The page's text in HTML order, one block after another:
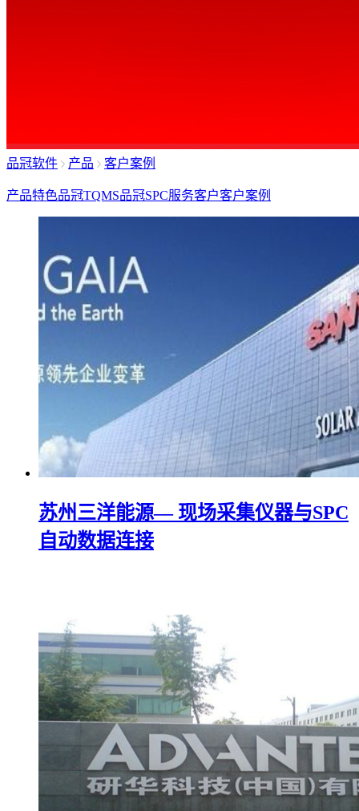
品冠软件 产品 客户案例
产品特色品冠TQMS品冠SPC服务客户客户案例
苏州三洋能源— 现场采集仪器与SPC
自动数据连接